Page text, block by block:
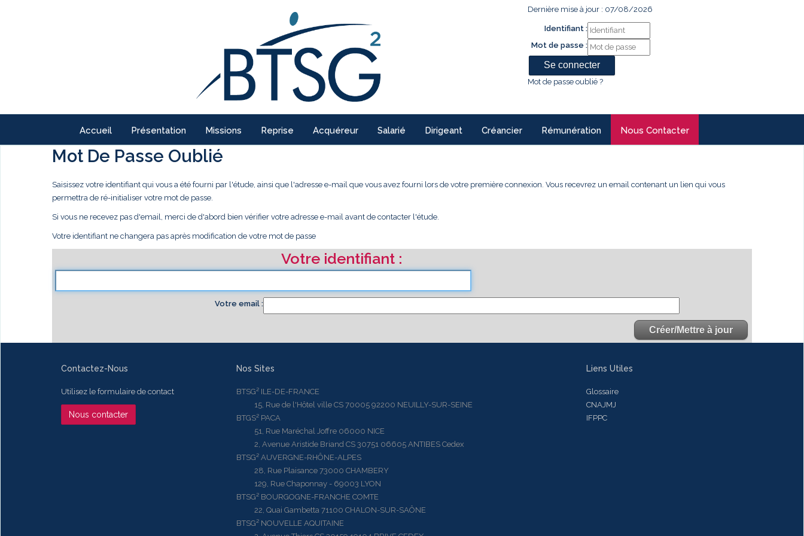
Dernière mise à jour : 07/08/2026
Identifiant :
Mot de passe :
Mot de passe oublié ?
Accueil Présentation Missions Reprise Acquéreur Salarié Dirigeant Créancier Rémunération Nous Contacter
Mot De Passe Oublié
Saisissez votre identifiant qui vous a été fourni par l'étude, ainsi que l'adresse e-mail que vous avez fourni lors de votre première connexion. Vous recevrez un email contenant un lien qui vous
permettra de ré-initialiser votre mot de passe.
Si vous ne recevez pas d'email, merci de d'abord bien vérifier votre adresse e-mail avant de contacter l'étude.
Votre identifiant ne changera pas après modification de votre mot de passe
Votre identifiant
Votre email
Contactez-Nous
Utilisez le formulaire de contact
Nous contacter
Nos Sites
BTSG² ILE-DE-FRANCE
15, Rue de l'Hôtel ville CS 70005 92200 NEUILLY-SUR-SEINE
BTGS² PACA
51, Rue Maréchal Joffre 06000 NICE
2, Avenue Aristide Briand CS 30751 06605 ANTIBES Cedex
BTSG² AUVERGNE-RHÔNE-ALPES
28, Rue Plaisance 73000 CHAMBERY
129, Rue Chaponnay - 69003 LYON
BTSG² BOURGOGNE-FRANCHE COMTE
22, Quai Gambetta 71100 CHALON-SUR-SAÔNE
BTSG² NOUVELLE AQUITAINE
Liens Utiles
Glossaire
CNAJMJ
IFPPC